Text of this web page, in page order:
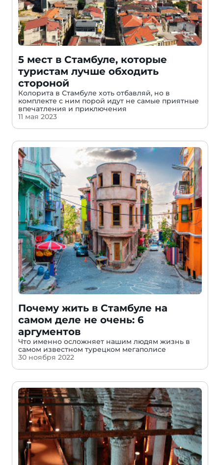
5 мест в Стамбуле, которые
туристам лучше обходить
стороной
Колорита в Стамбуле хоть отбавляй, но в
комплекте с ним порой идут не самые приятные
впечатления и приключения
11 мая 2023
Почему жить в Стамбуле на
самом деле не очень: 6
аргументов
Что именно осложняет нашим людям жизнь в
самом известном турецком мегаполисе
30 ноября 2022